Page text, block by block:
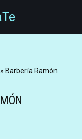
» Barbería Ramón